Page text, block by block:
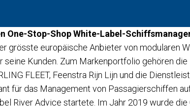
One-Stop-Shop White-Label-
grösste europäische Anbieter von
seine Kunden. Zum Markenportfolio gehören
FLEET, Feenstra Rijn Lijn und die
für das Management von Passagierschiffen
River Advice startete. Im Jahr 2019 wurde